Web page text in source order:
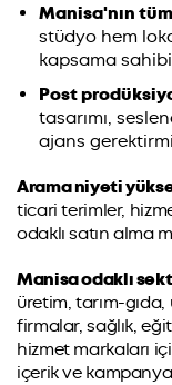
Manisa'nın
stüdyo hem
kapsama
Post
tasarımı,
ajans
Arama niyeti
ticari terimler,
odaklı satın alma
Manisa odaklı
üretim, tarım-
firmalar, sağlık,
hizmet markaları
içerik ve kampanya